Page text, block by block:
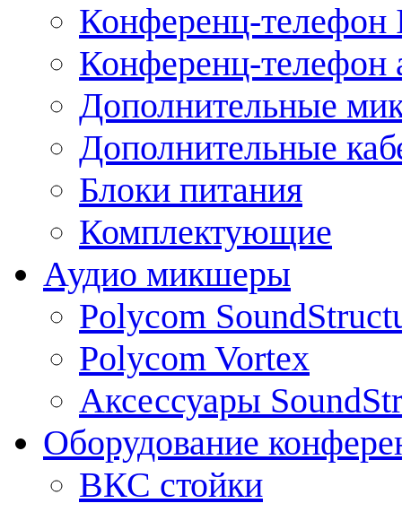
Конференц-телефон
Конференц-телефон
Дополнительные
Дополнительные
Блоки питания
Комплектующие
Аудио микшеры
Polycom
Polycom Vortex
Аксессуары
Оборудование
ВКС стойки